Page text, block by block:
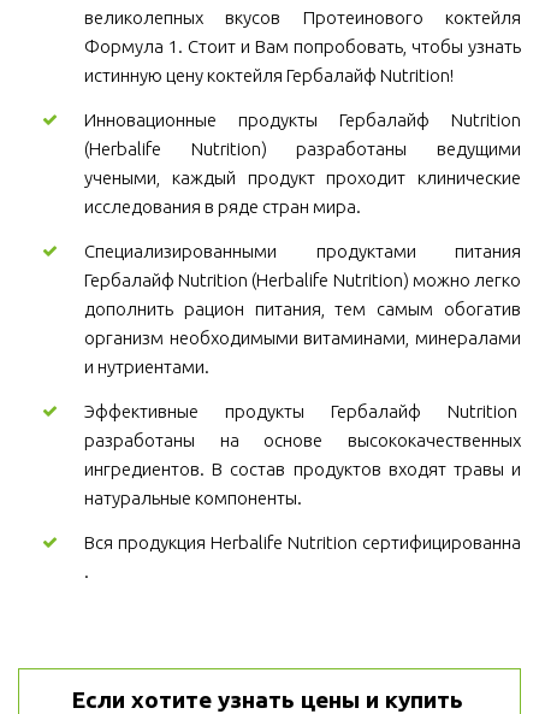
великолепных вкусов Протеинового коктейля
Формула 1. Стоит и Вам попробовать, чтобы узнать
истинную цену коктейля Гербалайф Nutrition!
Инновационные продукты Гербалайф Nutrition
(Herbalife Nutrition) разработаны ведущими
учеными, каждый продукт проходит клинические
исследования в ряде стран мира.
Специализированными продуктами питания
Гербалайф Nutrition (Herbalife Nutrition) можно легко
дополнить рацион питания, тем самым обогатив
организм необходимыми витаминами, минералами
и нутриентами.
Эффективные продукты Гербалайф Nutrition
разработаны на основе высококачественных
ингредиентов. В состав продуктов входят травы и
натуральные компоненты.
Вся продукция Herbalife Nutrition сертифицированна
.
Если хотите узнать цены и купить